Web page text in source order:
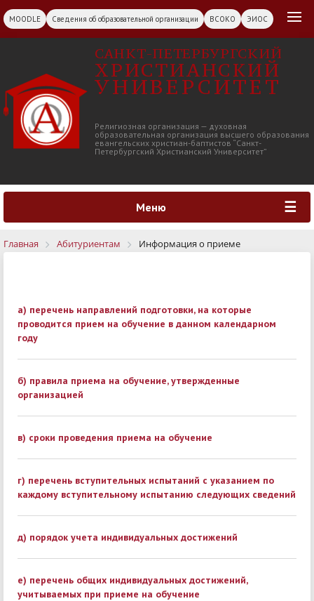
MOODLE Сведения об образовательной организации ВСОКО ЭИОС
САНКТ-ПЕТЕРБУРГСКИЙ
ХРИСТИАНСКИЙ
УНИВЕРСИТЕТ
Религиозная организация — духовная
образовательная организация высшего образования
евангельских христиан-баптистов “Санкт-
Петербургский Христианский Университет”
Меню
Главная Абитуриентам Информация о приеме
а) перечень направлений подготовки, на которые
проводится прием на обучение в данном календарном
году
б) правила приема на обучение, утвержденные
организацией
в) сроки проведения приема на обучение
г) перечень вступительных испытаний с указанием по
каждому вступительному испытанию следующих сведений
д) порядок учета индивидуальных достижений
е) перечень общих индивидуальных достижений,
учитываемых при приеме на обучение